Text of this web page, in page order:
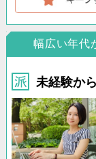
幅広い年
未経験か